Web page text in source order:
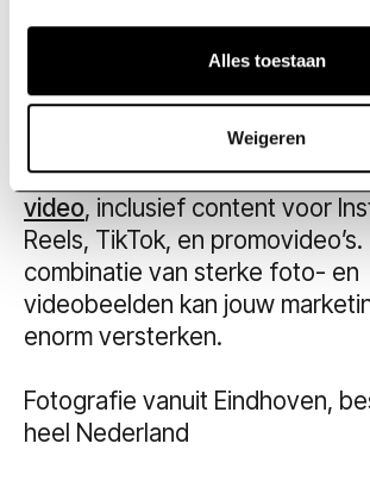
Alles toestaan
Weigeren
merk herkenbaarder en bereik je
Bovendien kun je naast
ook terecht voorvideografie
video, inclusief content voor
Reels, TikTok, en promovideo’s.
combinatie van sterke foto- en
videobeelden kan jouw
enorm versterken.
Fotografie vanuit Eindhoven,
heel Nederland